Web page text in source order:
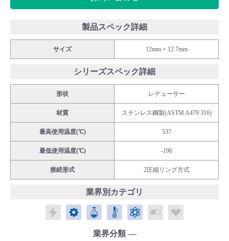
Corporate Blog
採用情報
languageLanguage：日本語／English
製品スペック詳細
サイズ 12mm × 12.7mm
シリーズスペック詳細
形状 レデューサー
材質 ステンレス鋼製(ASTM A479 316)
最高使用温度(℃) 537
最低使用温度(℃) -196
接続形式 2圧縮リング方式
業界別カテゴリ
エレクトロニクス
メカトロニクス
ケミカルパブリックラボラトリ
エネルギーバイオメディカ
業界分類